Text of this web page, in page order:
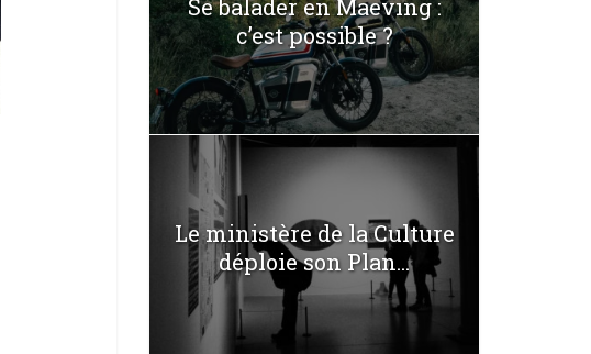
Se balader en Maeving :
c’est possible ?
Le ministère de la Culture
déploie son Plan...